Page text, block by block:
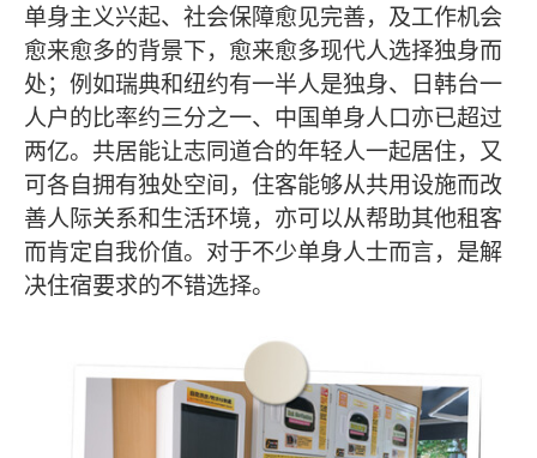
单身主义兴起、社会保障愈见完善，及工作机会
愈来愈多的背景下，愈来愈多现代人选择独身而
处；例如瑞典和纽约有一半人是独身、日韩台一
人户的比率约三分之一、中国单身人口亦已超过
两亿。共居能让志同道合的年轻人一起居住，又
可各自拥有独处空间，住客能够从共用设施而改
善人际关系和生活环境，亦可以从帮助其他租客
而肯定自我价值。对于不少单身人士而言，是解
决住宿要求的不错选择。